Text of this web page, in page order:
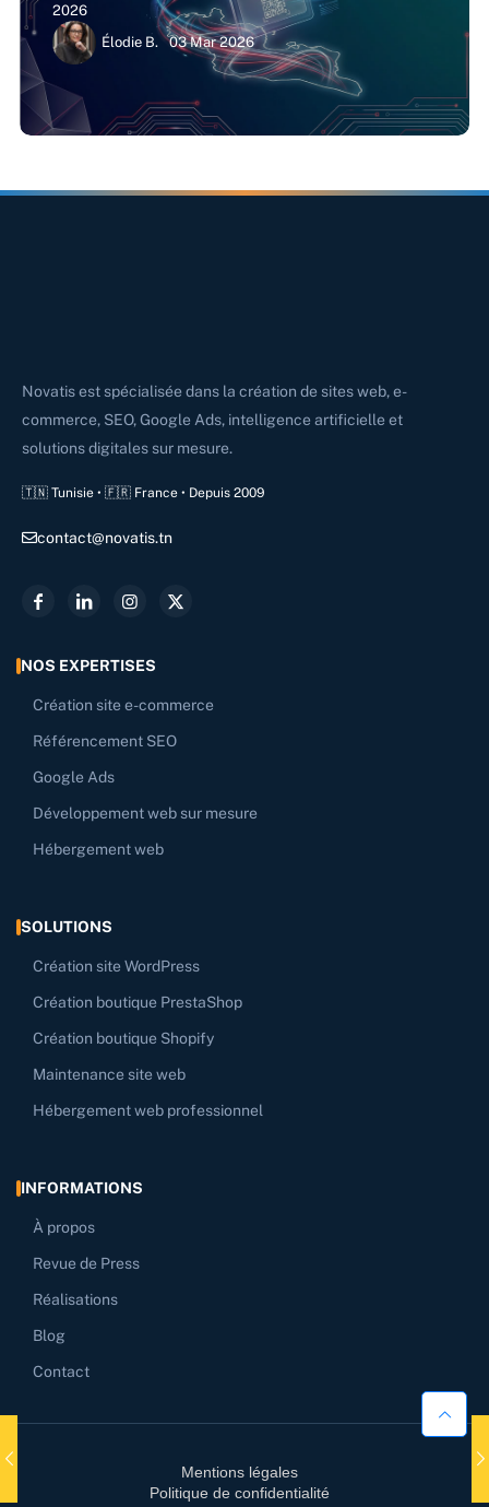
2026
Élodie B.
03 Mar 2026
Novatis est spécialisée dans la création de sites web, e-
commerce, SEO, Google Ads, intelligence artificielle et
solutions digitales sur mesure.
🇹🇳 Tunisie • 🇫🇷 France • Depuis 2009
contact@novatis.tn
NOS EXPERTISES
Création site e-commerce
Référencement SEO
Google Ads
Développement web sur mesure
Hébergement web
SOLUTIONS
Création site WordPress
Création boutique PrestaShop
Création boutique Shopify
Maintenance site web
Hébergement web professionnel
INFORMATIONS
À propos
Revue de Press
Réalisations
Blog
Contact
Mentions légales
Politique de confidentialité